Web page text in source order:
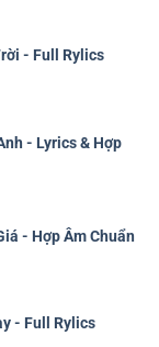
- Full Rylics
- Lyrics & Hợp
- Hợp Âm Chuẩn
- Full Rylics